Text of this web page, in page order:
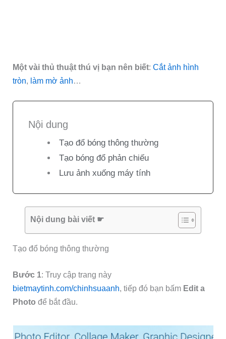
Một vài thủ thuật thú vị bạn nên biết:Cắt ảnh hình
tròn, làm mờ ảnh…
Nội dung
Tạo đổ bóng thông thường
Tạo bóng đổ phản chiếu
Lưu ảnh xuống máy tính
Nội dung bài viết ☛
Tạo đổ bóng thông thường
Bước 1: Truy cập trang này
bietmaytinh.com/chinhsuaanh, tiếp đó bạn bấm Edit a
Photo để bắt đầu.